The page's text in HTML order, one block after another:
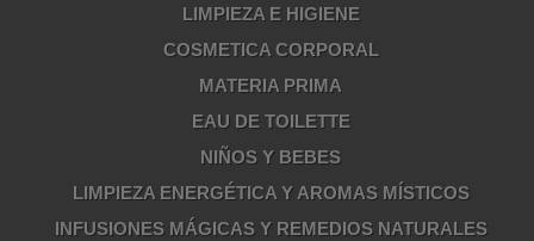
LIMPIEZA E HIGIENE
COSMETICA CORPORAL
MATERIA PRIMA
EAU DE TOILETTE
NIÑOS Y BEBES
LIMPIEZA ENERGÉTICA Y AROMAS MÍSTICOS
INFUSIONES MÁGICAS Y REMEDIOS NATURALES